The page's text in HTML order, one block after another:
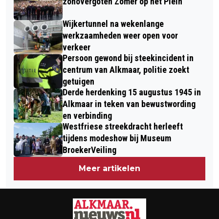
Wijkertunnel na wekenlange
werkzaamheden weer open voor
verkeer
Persoon gewond bij steekincident in
centrum van Alkmaar, politie zoekt
getuigen
Derde herdenking 15 augustus 1945 in
Alkmaar in teken van bewustwording
en verbinding
Westfriese streekdracht herleeft
tijdens modeshow bij Museum
BroekerVeiling
Meer artikelen